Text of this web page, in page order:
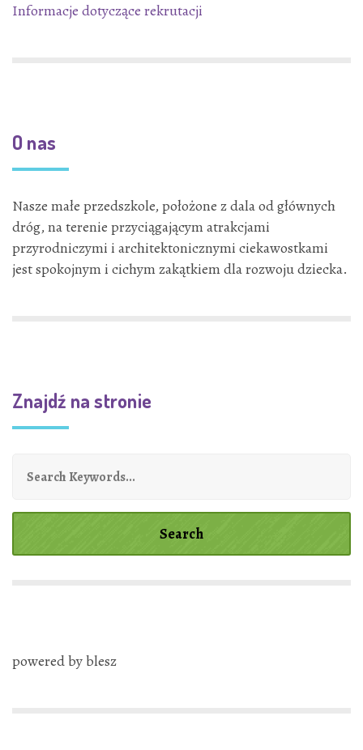
Informacje dotyczące rekrutacji
O nas
Nasze małe przedszkole, położone z dala od głównych
dróg, na terenie przyciągającym atrakcjami
przyrodniczymi i architektonicznymi ciekawostkami
jest spokojnym i cichym zakątkiem dla rozwoju dziecka.
Znajdź na stronie
powered by blesz